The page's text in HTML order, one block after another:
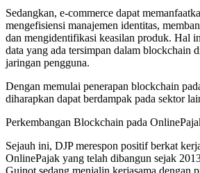
Sedangkan, e-commerce dapat
mengefisiensi manajemen identitas,
dan mengidentifikasi keasilan produk. Hal
data yang ada tersimpan dalam blockchain
jaringan pengguna.
Dengan memulai penerapan blockchain
diharapkan dapat berdampak pada sektor
Perkembangan Blockchain pada
Sejauh ini, DJP merespon positif berkat
OnlinePajak yang telah dibangun sejak
Guinot sedang menjalin kerjasama dengan